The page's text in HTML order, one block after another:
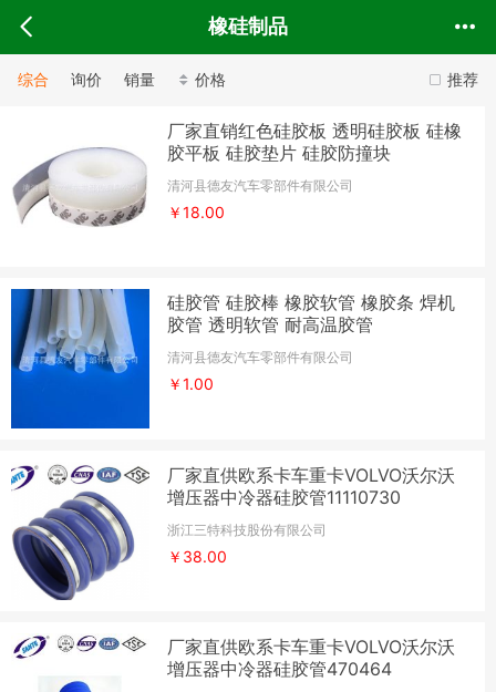
橡硅制品
推荐
综合 询价 销量 价格
厂家直销红色硅胶板 透明硅胶板 硅橡
胶平板 硅胶垫片 硅胶防撞块
清河县德友汽车零部件有限公司
￥18.00
硅胶管 硅胶棒 橡胶软管 橡胶条 焊机
胶管 透明软管 耐高温胶管
清河县德友汽车零部件有限公司
￥1.00
厂家直供欧系卡车重卡VOLVO沃尔沃
增压器中冷器硅胶管11110730
浙江三特科技股份有限公司
￥38.00
厂家直供欧系卡车重卡VOLVO沃尔沃
增压器中冷器硅胶管470464